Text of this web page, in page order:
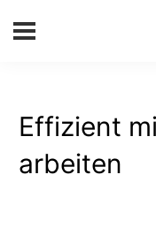
Effizient
arbeiten